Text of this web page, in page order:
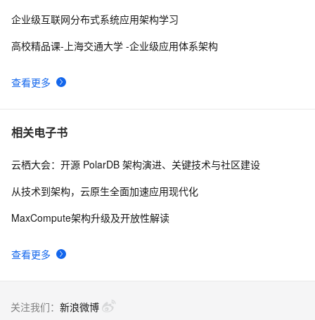
查看更多
企业级互联网分布式系统应用架构学习
高校精品课-上海交通大学 -企业级应用体系架构
相关电子书
查看更多
云栖大会：开源 PolarDB 架构演进、关键技术与社区建设
从技术到架构，云原生全面加速应用现代化
MaxCompute架构升级及开放性解读
关注我们： 新浪微博